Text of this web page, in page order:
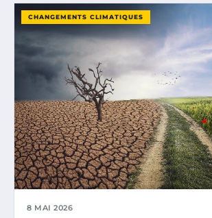
CHANGEMENTS CLIMATIQUES
8 MAI 2026